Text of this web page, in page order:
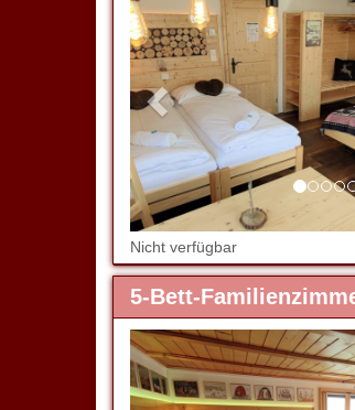
Nicht verfügbar
5-Bett-
Previous